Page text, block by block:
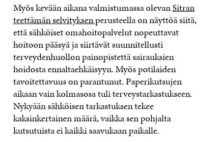
Myös kevään aikana valmistumassa olevanSitran
teettämän selvityksenperusteella on näyttöä siitä,
että sähköiset omahoitopalvelut nopeuttavat
hoitoon pääsyä ja siirtävät suunnitellusti
terveydenhuollon painopistettä sairauksien
hoidosta ennaltaehkäisyyn. Myös potilaiden
tavoitettavuus on parantunut. Paperikutsujen
aikaan vain kolmasosa tuli terveystarkastukseen.
Nykyään sähköisen tarkastuksen tekee
kaksinkertainen määrä, vaikka sen pohjalta
kutsutuista ei kaikki saavukaan paikalle.